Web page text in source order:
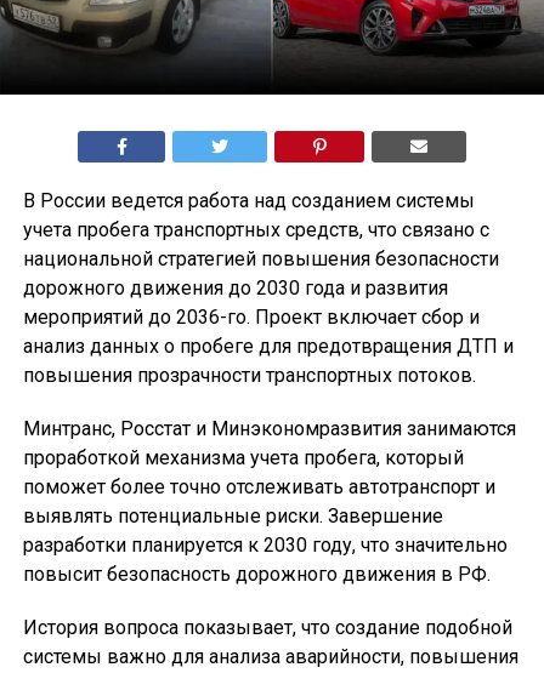
В России ведется работа над созданием системы
учета пробега транспортных средств, что связано с
национальной стратегией повышения безопасности
дорожного движения до 2030 года и развития
мероприятий до 2036-го. Проект включает сбор и
анализ данных о пробеге для предотвращения ДТП и
повышения прозрачности транспортных потоков.
Минтранс, Росстат и Минэкономразвития занимаются
проработкой механизма учета пробега, который
поможет более точно отслеживать автотранспорт и
выявлять потенциальные риски. Завершение
разработки планируется к 2030 году, что значительно
повысит безопасность дорожного движения в РФ.
История вопроса показывает, что создание подобной
системы важно для анализа аварийности, повышения